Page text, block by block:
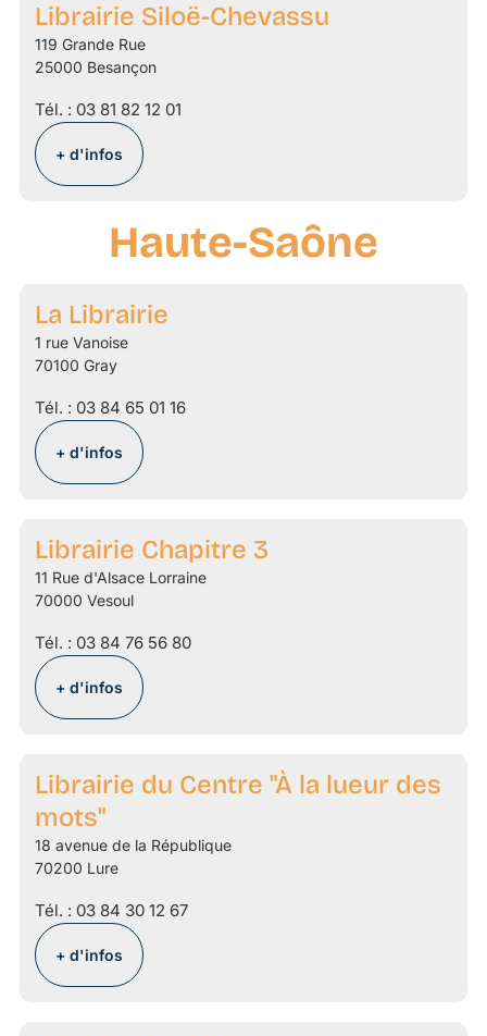
Librairie Siloë-Chevassu
119 Grande Rue
25000 Besançon
Tél. : 03 81 82 12 01
+ d'infos
Haute-Saône
La Librairie
1 rue Vanoise
70100 Gray
Tél. : 03 84 65 01 16
+ d'infos
Librairie Chapitre 3
11 Rue d'Alsace Lorraine
70000 Vesoul
Tél. : 03 84 76 56 80
+ d'infos
Librairie du Centre "À la lueur des
mots"
18 avenue de la République
70200 Lure
Tél. : 03 84 30 12 67
+ d'infos